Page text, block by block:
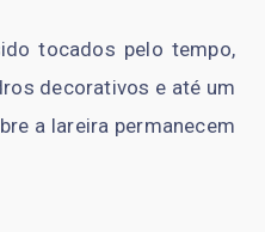
tocados pelo tempo,
decorativos e até um
a lareira permanecem